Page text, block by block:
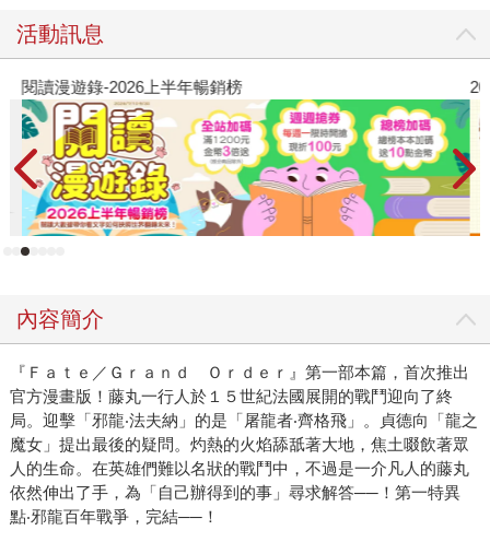
活動訊息
閱讀漫遊錄-2026上半年暢銷榜
內容簡介
『Ｆａｔｅ／Ｇｒａｎｄ Ｏｒｄｅｒ』第一部本篇，首次推出
官方漫畫版！藤丸一行人於１５世紀法國展開的戰鬥迎向了終
局。迎擊「邪龍‧法夫納」的是「屠龍者‧齊格飛」。貞德向「龍之
魔女」提出最後的疑問。灼熱的火焰舔舐著大地，焦土啜飲著眾
人的生命。在英雄們難以名狀的戰鬥中，不過是一介凡人的藤丸
依然伸出了手，為「自己辦得到的事」尋求解答──！第一特異
點‧邪龍百年戰爭，完結──！